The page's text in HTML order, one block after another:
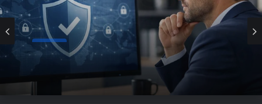
Genel
Fiber İnternet